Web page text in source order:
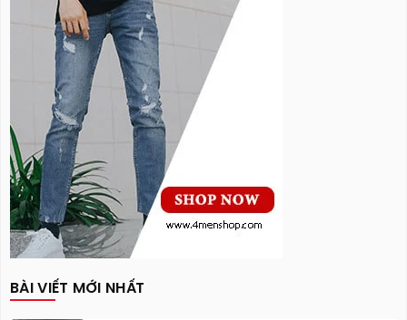
BÀI VIẾT MỚI NHẤT